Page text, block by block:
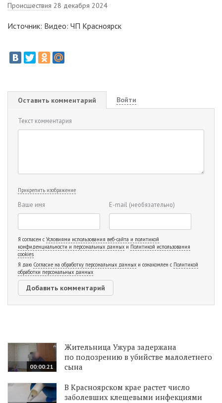
Происшествия 28 декабря 2024
Источник: Видео: ЧП Красноярск
Оставить комментарий Войти
Текст комментария
Прикрепить изображение
Ваше имя E-mail (необязательно)
Я согласен с Условиями использования веб-сайта и политикой
конфиденциальности и персональных данных и Политикой использования
cookies
Я даю Согласие на обработку персональных данных и ознакомлен с Политикой
обработки персональных данных
00:00:21
Жительница Ужура задержана
по подозрению в убийстве малолетнего
сына
В Красноярском крае растет число
заболевших клещевыми инфекциями